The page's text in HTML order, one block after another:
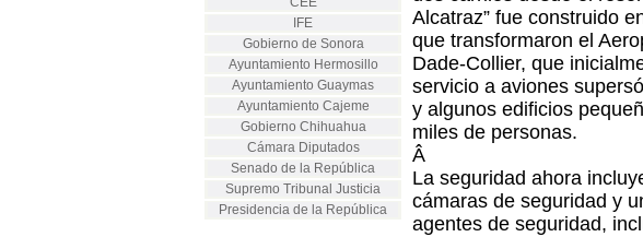
IFE
Gobierno de Sonora
Ayuntamiento Hermosillo
Ayuntamiento Guaymas
Ayuntamiento Cajeme
Gobierno Chihuahua
Cámara Diputados
Senado de la República
Supremo Tribunal Justicia
Presidencia de la República
Alcatraz” fue construido
que transformaron el
Dade-Collier, que
servicio a aviones
y algunos edificios
miles de personas.
Â
La seguridad ahora
cámaras de seguridad y
agentes de seguridad,